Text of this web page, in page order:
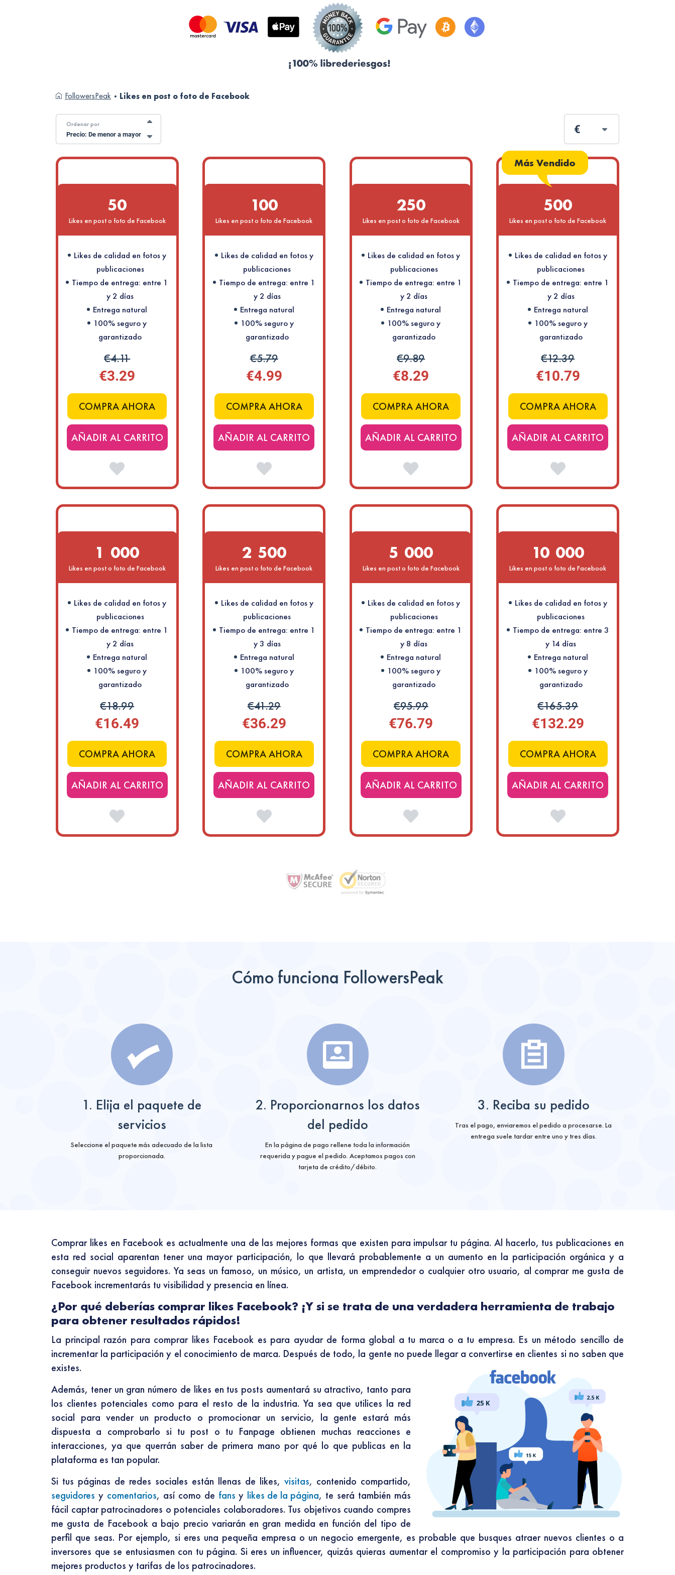
FollowersPeak Likes en post o foto de Facebook
Ordenar por
Precio: De menor a mayor €
50
Likes en post o foto de Facebook
Likes de calidad en fotos y
publicaciones
Tiempo de entrega: entre 1
y 2 días
Entrega natural
100% seguro y
garantizado
€4.11
€3.29
COMPRA AHORA
AÑADIR AL CARRITO
100
Likes en post o foto de Facebook
Likes de calidad en fotos y
publicaciones
Tiempo de entrega: entre 1
y 2 días
Entrega natural
100% seguro y
garantizado
€5.79
€4.99
COMPRA AHORA
AÑADIR AL CARRITO
250
Likes en post o foto de Facebook
Likes de calidad en fotos y
publicaciones
Tiempo de entrega: entre 1
y 2 días
Entrega natural
100% seguro y
garantizado
€9.89
€8.29
COMPRA AHORA
AÑADIR AL CARRITO
Más Vendido
500
Likes en post o foto de Facebook
Likes de calidad en fotos y
publicaciones
Tiempo de entrega: entre 1
y 2 días
Entrega natural
100% seguro y
garantizado
€12.39
€10.79
COMPRA AHORA
AÑADIR AL CARRITO
1 000
Likes en post o foto de Facebook
Likes de calidad en fotos y
publicaciones
Tiempo de entrega: entre 1
y 2 días
Entrega natural
100% seguro y
garantizado
€18.99
€16.49
COMPRA AHORA
AÑADIR AL CARRITO
2 500
Likes en post o foto de Facebook
Likes de calidad en fotos y
publicaciones
Tiempo de entrega: entre 1
y 3 días
Entrega natural
100% seguro y
garantizado
€41.29
€36.29
COMPRA AHORA
AÑADIR AL CARRITO
5 000
Likes en post o foto de Facebook
Likes de calidad en fotos y
publicaciones
Tiempo de entrega: entre 1
y 8 días
Entrega natural
100% seguro y
garantizado
€95.99
€76.79
COMPRA AHORA
AÑADIR AL CARRITO
10 000
Likes en post o foto de Facebook
Likes de calidad en fotos y
publicaciones
Tiempo de entrega: entre 3
y 14 días
Entrega natural
100% seguro y
garantizado
€165.39
€132.29
COMPRA AHORA
AÑADIR AL CARRITO
Cómo funciona FollowersPeak
1. Elija el paquete de
servicios
Seleccione el paquete más adecuado de la lista
proporcionada.
2. Proporcionarnos los datos
del pedido
En la página de pago rellene toda la información
requerida y pague el pedido. Aceptamos pagos con
tarjeta de crédito/débito.
3. Reciba su pedido
Tras el pago, enviaremos el pedido a procesarse. La
entrega suele tardar entre uno y tres días.
Comprar likes en Facebook es actualmente una de las mejores formas que existen para impulsar tu página. Al hacerlo, tus publicaciones en
esta red social aparentan tener una mayor participación, lo que llevará probablemente a un aumento en la participación orgánica y a
conseguir nuevos seguidores. Ya seas un famoso, un músico, un artista, un emprendedor o cualquier otro usuario, al comprar me gusta de
Facebook incrementarás tu visibilidad y presencia en línea.
¿Por qué deberías comprar likes Facebook? ¡Y si se trata de una verdadera herramienta de trabajo
para obtener resultados rápidos!
La principal razón para comprar likes Facebook es para ayudar de forma global a tu marca o a tu empresa. Es un método sencillo de
incrementar la participación y el conocimiento de marca. Después de todo, la gente no puede llegar a convertirse en clientes si no saben que
existes.
Además, tener un gran número de likes en tus posts aumentará su atractivo, tanto para
los clientes potenciales como para el resto de la industria. Ya sea que utilices la red
social para vender un producto o promocionar un servicio, la gente estará más
dispuesta a comprobarlo si tu post o tu Fanpage obtienen muchas reacciones e
interacciones, ya que querrán saber de primera mano por qué lo que publicas en la
plataforma es tan popular.
Si tus páginas de redes sociales están llenas de likes, visitas, contenido compartido,
seguidores y comentarios, así como de fans y likes de la página, te será también más
fácil captar patrocinadores o potenciales colaboradores. Tus objetivos cuando compres
me gusta de Facebook a bajo precio variarán en gran medida en función del tipo de
perfil que seas. Por ejemplo, si eres una pequeña empresa o un negocio emergente, es probable que busques atraer nuevos clientes o a
inversores que se entusiasmen con tu página. Si eres un influencer, quizás quieras aumentar el compromiso y la participación para obtener
mejores productos y tarifas de los patrocinadores.